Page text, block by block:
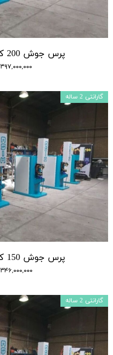
پرس جوش 200 کاوا پنوماتیک
۳۹۷,۰۰۰,۰۰۰ تومان
پرس جوش 150 کاوا پنوماتیک
۳۴۶,۰۰۰,۰۰۰ تومان
گارانتی 2 ساله
گارانتی 2 ساله